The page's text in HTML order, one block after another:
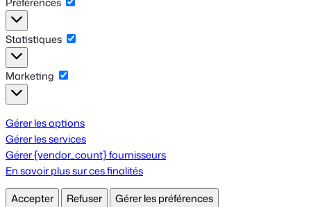
Préférences
Statistiques
Statistiques
Marketing
Marketing
Gérer les options
Gérer les services
Gérer {vendor_count} fournisseurs
En savoir plus sur ces finalités
Accepter
Refuser
Gérer les préférences